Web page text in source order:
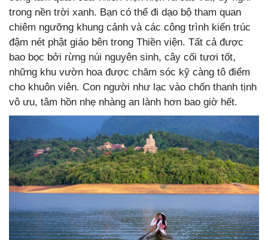
trong nền trời xanh. Bạn có thể đi dạo bộ tham quan
chiêm ngưỡng khung cảnh và các công trình kiến trúc
đậm nét phật giáo bên trong Thiền viện. Tất cả được
bao bọc bởi rừng núi nguyên sinh, cây cối tươi tốt,
những khu vườn hoa được chăm sóc kỹ càng tô điểm
cho khuôn viên. Con người như lạc vào chốn thanh tịnh
vô ưu, tâm hồn nhẹ nhàng an lành hơn bao giờ hết.